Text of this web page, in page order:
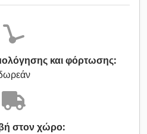
και φόρτωσης:
στον χώρο: